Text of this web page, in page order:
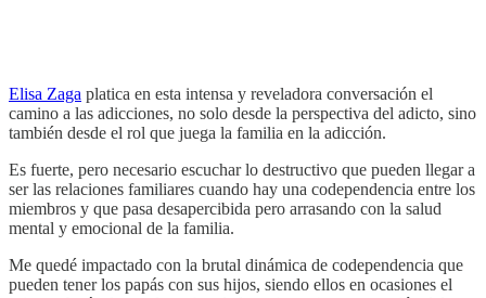
Elisa Zaga platica en esta intensa y reveladora conversación el
camino a las adicciones, no solo desde la perspectiva del adicto, sino
también desde el rol que juega la familia en la adicción.
Es fuerte, pero necesario escuchar lo destructivo que pueden llegar a
ser las relaciones familiares cuando hay una codependencia entre los
miembros y que pasa desapercibida pero arrasando con la salud
mental y emocional de la familia.
Me quedé impactado con la brutal dinámica de codependencia que
pueden tener los papás con sus hijos, siendo ellos en ocasiones el